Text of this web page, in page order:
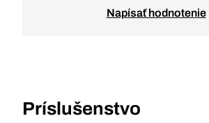
Napísať hodnotenie
Príslušenstvo